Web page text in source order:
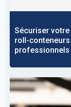
Sécuriser
roll-
professionnels